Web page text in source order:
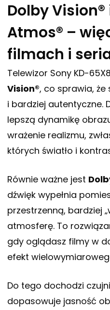
Dolby Vision®
Atmos® –
filmach i
Telewizor Sony KD-
Vision®, co sprawia, że
i bardziej autentyczne.
lepszą dynamikę
wrażenie realizmu,
których światło i
Równie ważne jest
dźwięk wypełnia
przestrzenną, bardziej
atmosferę. To
gdy oglądasz filmy w
efekt
Do tego dochodzi
dopasowuje jasność